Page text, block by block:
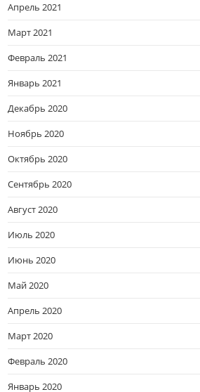
Апрель 2021
Март 2021
Февраль 2021
Январь 2021
Декабрь 2020
Ноябрь 2020
Октябрь 2020
Сентябрь 2020
Август 2020
Июль 2020
Июнь 2020
Май 2020
Апрель 2020
Март 2020
Февраль 2020
Январь 2020